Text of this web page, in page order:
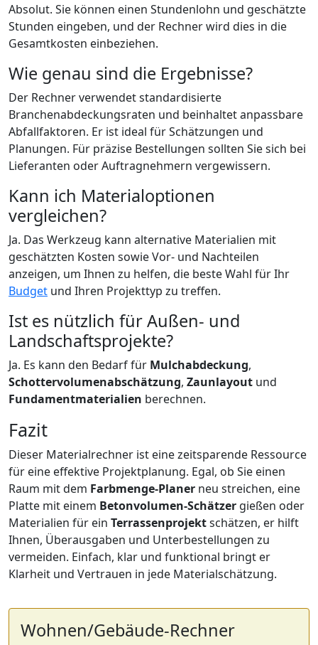
Absolut. Sie können einen Stundenlohn und geschätzte
Stunden eingeben, und der Rechner wird dies in die
Gesamtkosten einbeziehen.
Wie genau sind die Ergebnisse?
Der Rechner verwendet standardisierte
Branchenabdeckungsraten und beinhaltet anpassbare
Abfallfaktoren. Er ist ideal für Schätzungen und
Planungen. Für präzise Bestellungen sollten Sie sich bei
Lieferanten oder Auftragnehmern vergewissern.
Kann ich Materialoptionen
vergleichen?
Ja. Das Werkzeug kann alternative Materialien mit
geschätzten Kosten sowie Vor- und Nachteilen
anzeigen, um Ihnen zu helfen, die beste Wahl für Ihr
Budget und Ihren Projekttyp zu treffen.
Ist es nützlich für Außen- und
Landschaftsprojekte?
Ja. Es kann den Bedarf für Mulchabdeckung,
Schottervolumenabschätzung, Zaunlayout und
Fundamentmaterialien berechnen.
Fazit
Dieser Materialrechner ist eine zeitsparende Ressource
für eine effektive Projektplanung. Egal, ob Sie einen
Raum mit dem Farbmenge-Planer neu streichen, eine
Platte mit einem Betonvolumen-Schätzer gießen oder
Materialien für ein Terrassenprojektschätzen, er hilft
Ihnen, Überausgaben und Unterbestellungen zu
vermeiden. Einfach, klar und funktional bringt er
Klarheit und Vertrauen in jede Materialschätzung.
Wohnen/Gebäude-Rechner